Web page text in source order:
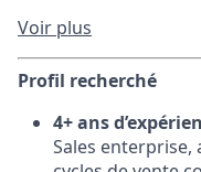
Voir plus
Profil recherché
4+ ans
Sales enterprise,